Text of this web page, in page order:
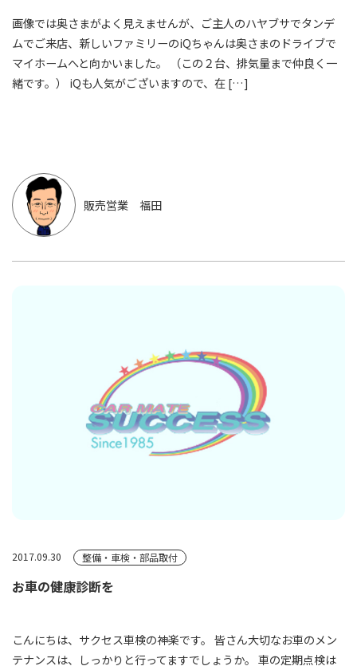
画像では奥さまがよく見えませんが、ご主人のハヤブサでタンデ
ムでご来店、新しいファミリーのiQちゃんは奥さまのドライブで
マイホームへと向かいました。 （この２台、排気量まで仲良く一
緒です。） iQも人気がございますので、在 […]
販売営業 福田
2017.09.30 整備・車検・部品取付
お車の健康診断を
こんにちは、サクセス車検の神楽です。 皆さん大切なお車のメン
テナンスは、しっかりと行ってますでしょうか。 車の定期点検は